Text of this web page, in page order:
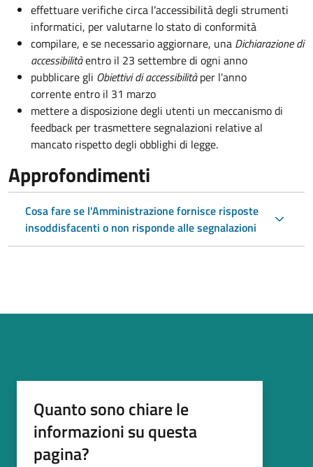
effettuare verifiche circa l’accessibilità degli strumenti
informatici, per valutarne lo stato di conformità
compilare, e se necessario aggiornare, una Dichiarazione di
accessibilitàentro il 23 settembre di ogni anno
pubblicare gli Obiettivi di accessibilitàper l'anno
corrente entro il 31 marzo
mettere a disposizione degli utenti un meccanismo di
feedback per trasmettere segnalazioni relative al
mancato rispetto degli obblighi di legge.
Approfondimenti
Cosa fare se l'Amministrazione fornisce risposte
insoddisfacenti o non risponde alle segnalazioni
Quanto sono chiare le
informazioni su questa
pagina?